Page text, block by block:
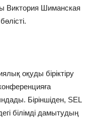
Виктория Шиманская
оқуды біріктіру
Біріншіден, SEL
білімді дамытудың